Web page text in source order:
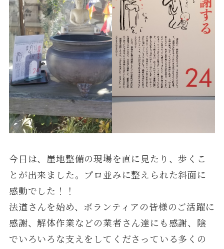
今日は、崖地整備の現場を直に見たり、歩くこ
とが出来ました。プロ並みに整えられた斜面に
感動でした！！
法道さんを始め、ボランティアの皆様のご活躍に
感謝、解体作業などの業者さん達にも感謝、陰
でいろいろな支えをしてくださっている多くの